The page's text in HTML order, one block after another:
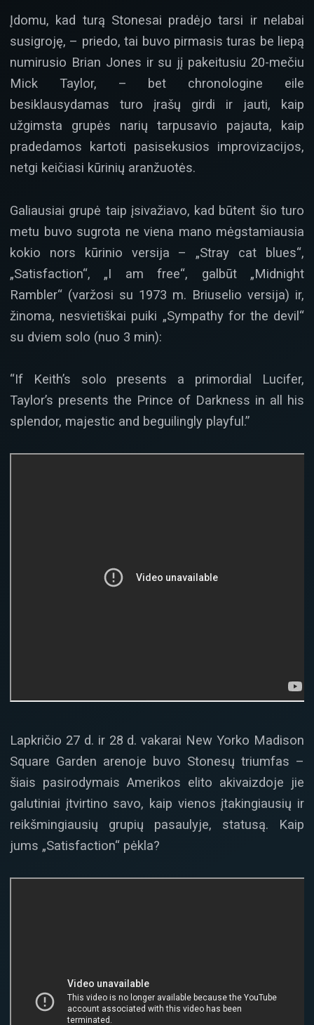
Įdomu, kad turą Stonesai pradėjo tarsi ir nelabai
susigroję, – priedo, tai buvo pirmasis turas be liepą
numirusio Brian Jones ir su jį pakeitusiu 20-mečiu
Mick Taylor, – bet chronologine eile
besiklausydamas turo įrašų girdi ir jauti, kaip
užgimsta grupės narių tarpusavio pajauta, kaip
pradedamos kartoti pasisekusios improvizacijos,
netgi keičiasi kūrinių aranžuotės.
Galiausiai grupė taip įsivažiavo, kad būtent šio turo
metu buvo sugrota ne viena mano mėgstamiausia
kokio nors kūrinio versija – „Stray cat blues“,
„Satisfaction“, „I am free“, galbūt „Midnight
Rambler“ (varžosi su 1973 m. Briuselio versija) ir,
žinoma, nesvietiškai puiki „Sympathy for the devil“
su dviem solo (nuo 3 min):
“If Keith’s solo presents a primordial Lucifer,
Taylor’s presents the Prince of Darkness in all his
splendor, majestic and beguilingly playful.”
Lapkričio 27 d. ir 28 d. vakarai New Yorko Madison
Square Garden arenoje buvo Stonesų triumfas –
šiais pasirodymais Amerikos elito akivaizdoje jie
galutiniai įtvirtino savo, kaip vienos įtakingiausių ir
reikšmingiausių grupių pasaulyje, statusą. Kaip
jums „Satisfaction“ pėkla?